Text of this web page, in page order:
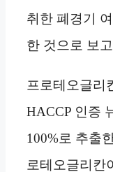
취한 폐경기
한 것으로 보
프로테오글리
HACCP 인증
100%로 추출
로테오글리칸